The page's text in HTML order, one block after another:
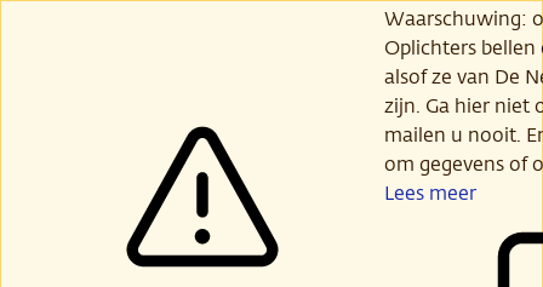
Waarschuwing:
Oplichters
alsof ze van De
zijn. Ga hier niet
mailen u nooit.
om gegevens of
Lees meer